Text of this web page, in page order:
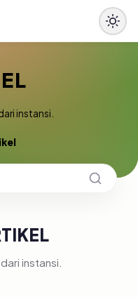
instansi.
instansi.